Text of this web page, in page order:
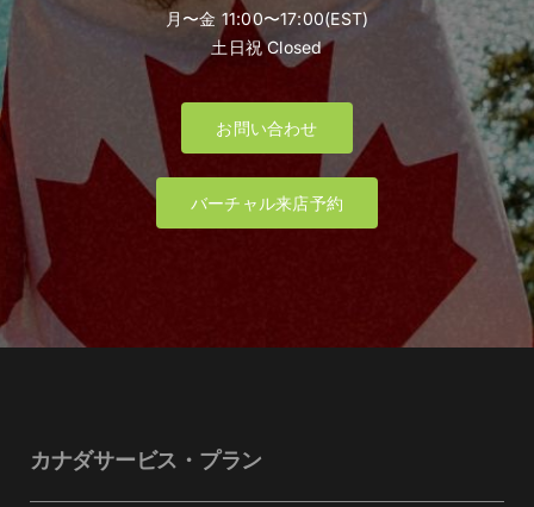
月〜金 11:00〜17:00(EST)
土日祝 Closed
お問い合わせ
バーチャル来店予約
カナダサービス・プラン